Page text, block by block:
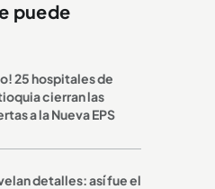
puede
25 hospitales de
cierran las
a la Nueva EPS
detalles: así fue el